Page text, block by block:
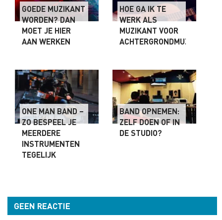
GOEDE MUZIKANT
WORDEN? DAN
MOET JE HIER
AAN WERKEN
HOE GA IK TE
WERK ALS
MUZIKANT VOOR
ACHTERGRONDMUZIEK?
ONE MAN BAND –
ZO BESPEEL JE
MEERDERE
INSTRUMENTEN
TEGELIJK
BAND OPNEMEN:
ZELF DOEN OF IN
DE STUDIO?
GEEN REACTIE